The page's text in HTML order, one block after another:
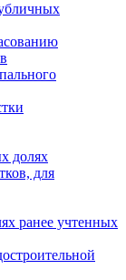
долях
для
ранее учтенных